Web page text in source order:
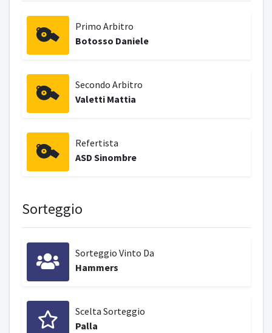
Primo Arbitro
Botosso Daniele
Secondo Arbitro
Valetti Mattia
Refertista
ASD Sinombre
Sorteggio
Sorteggio Vinto Da
Hammers
Scelta Sorteggio
Palla